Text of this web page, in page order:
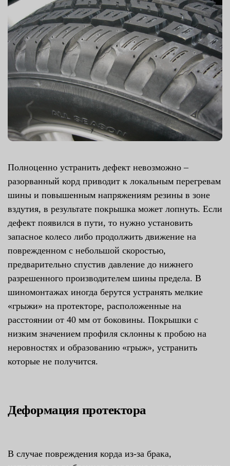
Полноценно устранить дефект невозможно –
разорванный корд приводит к локальным перегревам
шины и повышенным напряжениям резины в зоне
вздутия, в результате покрышка может лопнуть. Если
дефект появился в пути, то нужно установить
запасное колесо либо продолжить движение на
поврежденном с небольшой скоростью,
предварительно спустив давление до нижнего
разрешенного производителем шины предела. В
шиномонтажах иногда берутся устранять мелкие
«грыжи» на протекторе, расположенные на
расстоянии от 40 мм от боковины. Покрышки с
низким значением профиля склонны к пробою на
неровностях и образованию «грыж», устранить
которые не получится.
Деформация протектора
В случае повреждения корда из-за брака,